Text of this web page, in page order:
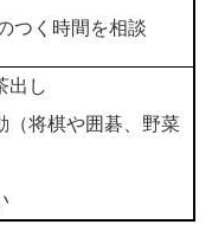
つく時間を相談
出し
将棋や囲碁、野菜